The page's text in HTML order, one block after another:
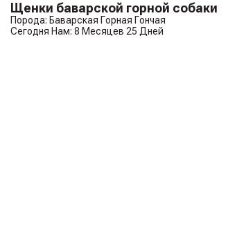
Щенки баварской горной собаки
Порода: Баварская Горная Гончая
Сегодня Нам: 8 Месяцев 25 Дней